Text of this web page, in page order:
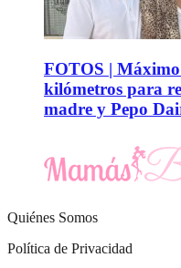
FOTOS |
kilómetros para
madre y Pepo
Quiénes Somos
Política de Privacidad